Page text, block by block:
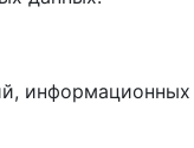
информационных